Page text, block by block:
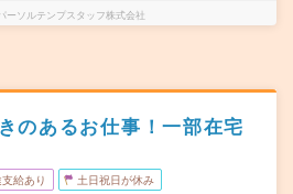
ーソルテンプスタッフ株式会社
のあるお仕事！一部在宅
給あり 土日祝日が休み